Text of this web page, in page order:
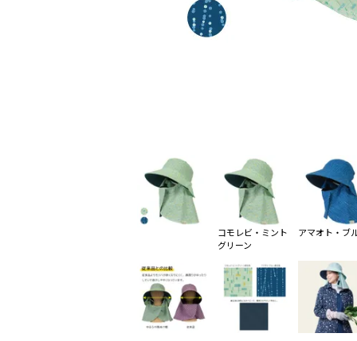
コモレビ・ミント
グリーン
アマオト・ブ